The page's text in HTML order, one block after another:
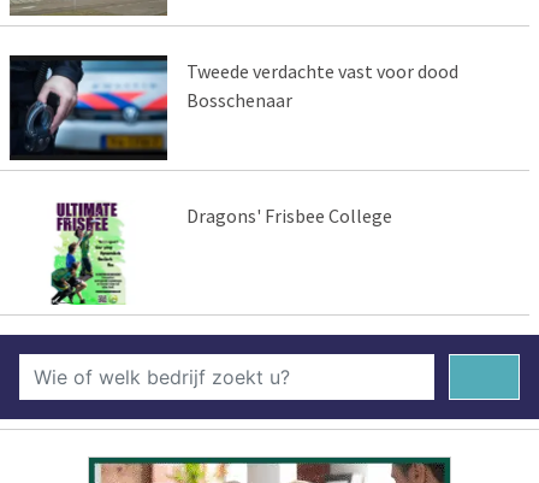
Tweede verdachte vast voor dood
Bosschenaar
Dragons' Frisbee College